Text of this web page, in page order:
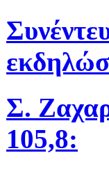
Σ.
105,8: